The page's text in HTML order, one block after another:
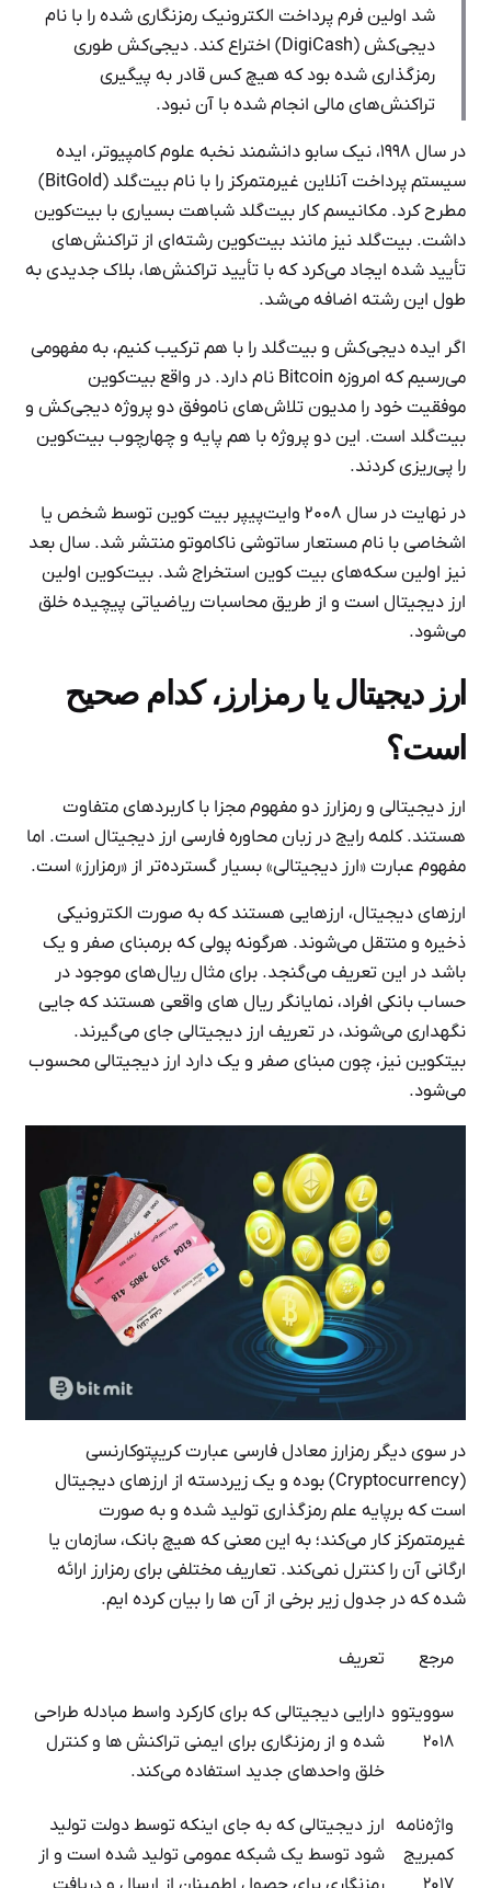
شد اولین فرم پرداخت الکترونیک رمزنگاری شده را با نام
دیجی‌کش (DigiCash) اختراع کند. دیجی‌کش طوری
رمزگذاری شده بود که هیچ کس قادر به پیگیری
تراکنش‌های مالی انجام شده با آن نبود.
در سال ۱۹۹۸، نیک سابو دانشمند نخبه علوم کامپیوتر، ایده
سیستم پرداخت آنلاین غیرمتمرکز را با نام بیت‌گلد (BitGold)
مطرح کرد. مکانیسم کار بیت‌گلد شباهت بسیاری با بیت‌کوین
داشت. بیت‌گلد نیز مانند بیت‌کوین رشته‌ای از تراکنش‌های
تأیید شده ایجاد می‌کرد که با تأیید تراکنش‌ها، بلاک‌ جدیدی به
طول این رشته اضافه می‌شد.
اگر ایده دیجی‌کش و بیت‌گلد را با هم ترکیب کنیم، به مفهومی
می‌رسیم که امروزه Bitcoin نام دارد. در واقع بیت‌کوین
موفقیت خود را مدیون تلاش‌های ناموفق دو پروژه دیجی‌کش و
بیت‌گلد است. این دو پروژه با هم پایه‌ و چهارچوب بیت‌کوین
را پی‌ریزی کردند.
در نهایت در سال ۲۰۰۸ وایت‌پیپر بیت کوین توسط شخص یا
اشخاصی با نام مستعار ساتوشی ناکاموتو منتشر شد. سال بعد
نیز اولین سکه‌های بیت کوین استخراج شد. بیت‌کوین اولین
ارز دیجیتال است و از طریق محاسبات ریاضیاتی پیچیده خلق
می‌شود.
ارز دیجیتال یا رمزارز، کدام صحیح
است؟
ارز دیجیتالی و رمزارز دو مفهوم مجزا با کاربردهای متفاوت
هستند. کلمه رایج در زبان محاوره فارسی ارز دیجیتال است. اما
مفهوم عبارت «ارز دیجیتالی» بسیار گسترده‌تر از «رمزارز» است.
ارزهای دیجیتال، ارزهایی هستند که به صورت الکترونیکی
ذخیره و منتقل می‌شوند. هرگونه پولی که برمبنای صفر و یک
باشد در این تعریف می‌گنجد. برای مثال ریال‌های موجود در
حساب بانکی افراد، نمایانگر ریال های واقعی هستند که جایی
نگهداری می‌شوند، در تعریف ارز دیجیتالی جای می‌گیرند.
بیتکوین نیز، چون مبنای صفر و یک دارد ارز دیجیتالی محسوب
می‌شود.
در سوی دیگر رمزارز معادل فارسی عبارت کریپتوکارنسی
(Cryptocurrency) بوده و یک زیردسته‌ از ارزهای دیجیتال
است که برپایه علم رمزگذاری تولید شده و به صورت
غیرمتمرکز کار می‌کند؛ به این معنی که هیچ بانک، سازمان یا
ارگانی آن را کنترل نمی‌کند. تعاریف مختلفی برای رمزارز ارائه
شده که در جدول زیر برخی از آن ها را بیان کرده ایم.
مرجع تعریف
سوویتوو
۲۰۱۸
دارایی دیجیتالی که برای کارکرد واسط مبادله طراحی
شده و از رمزنگاری برای ایمنی تراکنش ها و کنترل
خلق واحدهای جدید استفاده می‌کند.
واژه‌نامه
کمبریج
ارز دیجیتالی که به جای اینکه توسط دولت تولید
شود توسط یک شبکه عمومی تولید شده است و از